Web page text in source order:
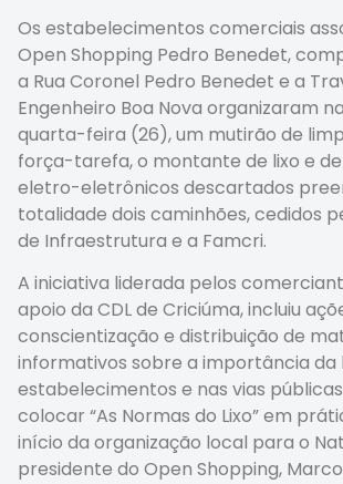
Os estabelecimentos comerciais
Open Shopping Pedro Benedet,
a Rua Coronel Pedro Benedet e a
Engenheiro Boa Nova organizaram
quarta-feira (26), um mutirão de
força-tarefa, o montante de lixo e
eletro-eletrônicos descartados
totalidade dois caminhões, cedidos
de Infraestrutura e a Famcri.
A iniciativa liderada pelos
apoio da CDL de Criciúma, incluiu
conscientização e distribuição de
informativos sobre a importância da
estabelecimentos e nas vias
colocar “As Normas do Lixo” em
início da organização local para o
presidente do Open Shopping,